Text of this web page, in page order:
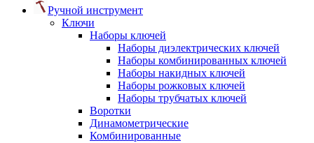
Ручной инструмент
Ключи
Наборы ключей
Наборы диэлектрических ключей
Наборы комбинированных ключей
Наборы накидных ключей
Наборы рожковых ключей
Наборы трубчатых ключей
Воротки
Динамометрические
Комбинированные